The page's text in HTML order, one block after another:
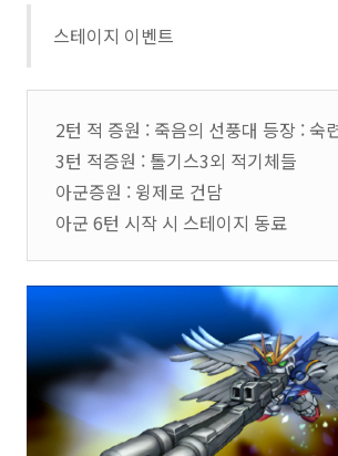
스테이지 이벤트
2턴 적 증원 : 죽음의 선풍대 등장 : 숙
3턴 적증원 : 톨기스3외 적기체들
아군증원 : 윙제로 건담
아군 6턴 시작 시 스테이지 동료